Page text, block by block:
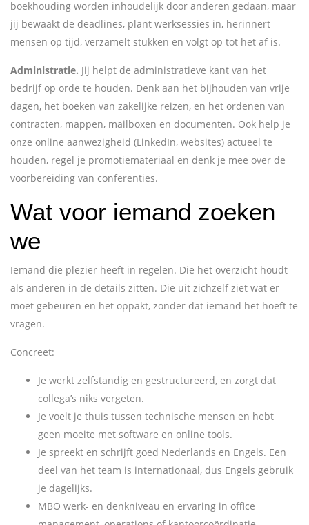
boekhouding worden inhoudelijk door anderen gedaan, maar
jij bewaakt de deadlines, plant werksessies in, herinnert
mensen op tijd, verzamelt stukken en volgt op tot het af is.
Administratie. Jij helpt de administratieve kant van het
bedrijf op orde te houden. Denk aan het bijhouden van vrije
dagen, het boeken van zakelijke reizen, en het ordenen van
contracten, mappen, mailboxen en documenten. Ook help je
onze online aanwezigheid (LinkedIn, websites) actueel te
houden, regel je promotiemateriaal en denk je mee over de
voorbereiding van conferenties.
Wat voor iemand zoeken
we
Iemand die plezier heeft in regelen. Die het overzicht houdt
als anderen in de details zitten. Die uit zichzelf ziet wat er
moet gebeuren en het oppakt, zonder dat iemand het hoeft te
vragen.
Concreet:
Je werkt zelfstandig en gestructureerd, en zorgt dat
collega’s niks vergeten.
Je voelt je thuis tussen technische mensen en hebt
geen moeite met software en online tools.
Je spreekt en schrijft goed Nederlands en Engels. Een
deel van het team is internationaal, dus Engels gebruik
je dagelijks.
MBO werk- en denkniveau en ervaring in office